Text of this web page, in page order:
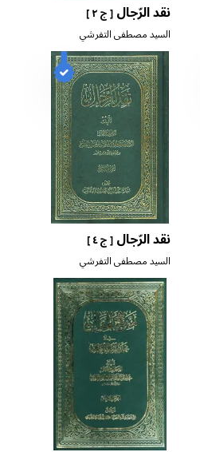
نقد الرّجال[ ج ٢ ]
السيد مصطفى التفرشي
نقد الرّجال[ ج ٤ ]
السيد مصطفى التفرشي